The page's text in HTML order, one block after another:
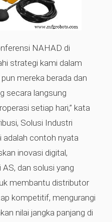
NAHAD di
strategi kami dalam
mereka berada dan
secara langsung
setiap hari,” kata
Solusi Industri
adalah contoh nyata
inovasi digital,
dan solusi yang
membantu distributor
kompetitif, mengurangi
nilai jangka panjang di